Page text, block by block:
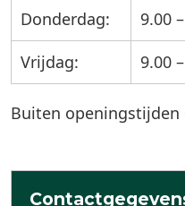
Donderdag:
9.00
Vrijdag:
9.00
Buiten openingstijden